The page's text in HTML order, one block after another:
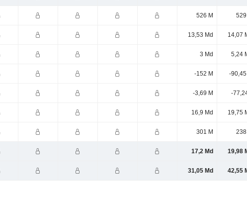
526 M 529
13,53 Md 14,07
3 Md 5,24
-152 M -90,45
-3,69 M -
16,9 Md 19,75
301 M 238
17,2 Md 19,98
31,05 Md 42,55